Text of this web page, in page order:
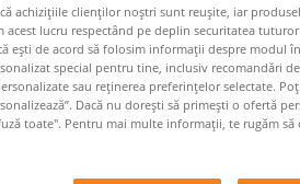
căutat. Folosește mai
ÎNAPOI LA MAGAZIN
achizițiile clienților noștri sunt reușite, iar
lucru respectând pe deplin securitatea
ești de acord să folosim informații despre modul
special pentru tine, inclusiv recomandări
sau reținerea preferințelor selectate.
Dacă nu dorești să primești o ofertă
toate". Pentru mai multe informații, te rugăm